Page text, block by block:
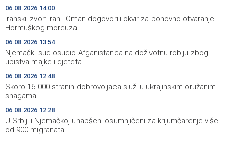
13:50
CRA investigates RTRS report following complaint by
genocide victims’ associations
Magoda ugostio bh. plivačicu Iman Avdić uoči
međunarodnih nastupa
13:41
Teška nesreća kod Tomislavgrada: Četiri osobe
ozlijeđene, među njima i dijete
13:37
U HBŽ-u slijede izmjene kolektivnih ugovora za osnovno
i srednje obrazovanje
13:36
Za zračnu zaštitu od požara: HBŽ odobrio 150.000 KM
Zračnoj luci Mostar
06.08.2026 14:00
Iranski izvor: Iran i Oman dogovorili okvir za ponovno otvaranje
Hormuškog moreuza
06.08.2026 13:54
Njemački sud osudio Afganistanca na doživotnu robiju zbog
ubistva majke i djeteta
06.08.2026 12:48
Skoro 16.000 stranih dobrovoljaca služi u ukrajinskim oružanim
snagama
06.08.2026 12:28
U Srbiji i Njemačkoj uhapšeni osumnjičeni za krijumčarenje više
od 900 migranata